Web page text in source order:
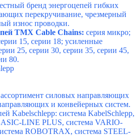
бренд энергоцепей гибких
перекручивание, чрезмерный
износ проводки.
TMX Cable Chains: серия микро;
15, серии 18; усиленные
25, серии 30, серии 35, серии 45,
80.
силовых направляющих
и конвейерных систем.
Kabelschlepp: система KabelSchlepp,
LINE PLUS, система VARIO-
ROBOTRAX, система STEEL-